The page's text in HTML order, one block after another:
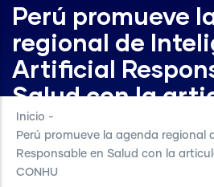
Perú promueve
regional de
Artificial
Salud con la
del ORAS-CONHU
Inicio -
Perú promueve la agenda regional
Responsable en Salud con la
CONHU